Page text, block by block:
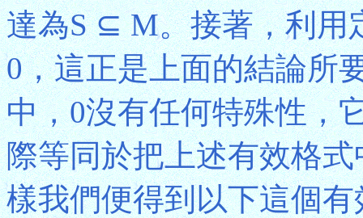
達為S ⊆ M。接著，利用
0，這正是上面的結論所
中，0沒有任何特殊性，
際等同於把上述有效格
樣我們便得到以下這個